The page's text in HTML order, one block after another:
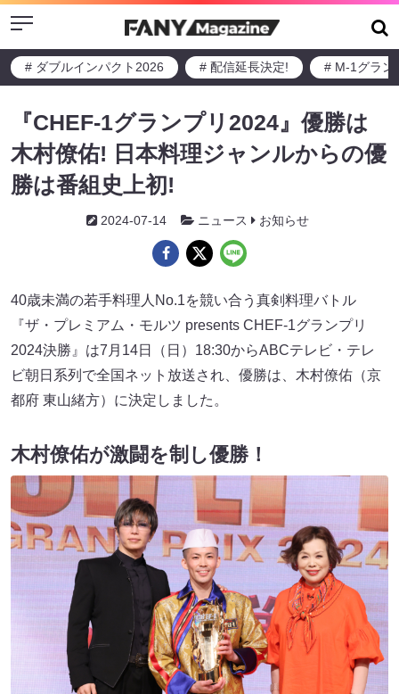
Menu
# ダブルインパクト2026 # 配信延長決定! # M-1グラン
『CHEF-1グランプリ2024』優勝は
木村僚佑! 日本料理ジャンルからの優
勝は番組史上初!
2024-07-14 ニュース お知らせ
40歳未満の若手料理人No.1を競い合う真剣料理バトル
『ザ・プレミアム・モルツ presents CHEF-1グランプリ
2024決勝』は7月14日（日）18:30からABCテレビ・テレ
ビ朝日系列で全国ネット放送され、優勝は、木村僚佑（京
都府 東山緒方）に決定しました。
木村僚佑が激闘を制し優勝！